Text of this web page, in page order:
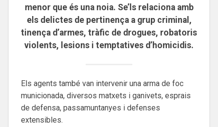
menor que és una noia. Se’ls relaciona amb
els delictes de pertinença a grup criminal,
tinença d’armes, tràfic de drogues, robatoris
violents, lesions i temptatives d’homicidis.
Els agents també van intervenir una arma de foc
municionada, diversos matxets i ganivets, esprais
de defensa, passamuntanyes i defenses
extensibles.